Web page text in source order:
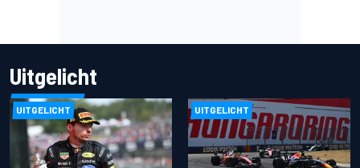
Uitgelicht
UITGELICHT UITGELICHT